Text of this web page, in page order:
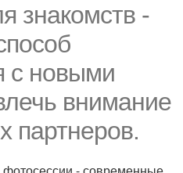
знакомств -
с новыми
внимание
партнеров.